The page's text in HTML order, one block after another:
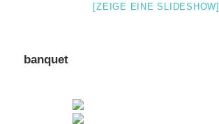
[ZEIGE EINE SLIDESHOW]
banquet